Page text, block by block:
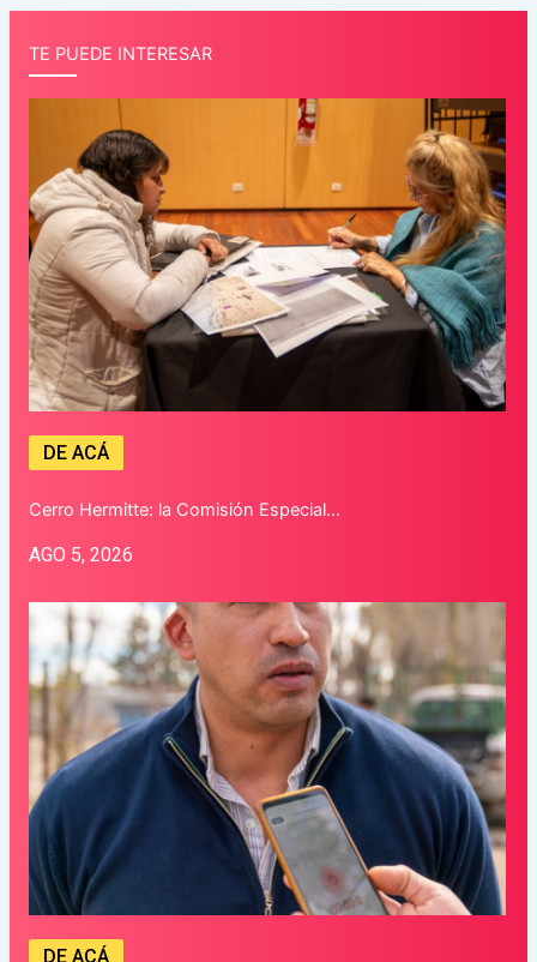
TE PUEDE INTERESAR
DE ACÁ
Cerro Hermitte: la Comisión Especial…
AGO 5, 2026
DE ACÁ